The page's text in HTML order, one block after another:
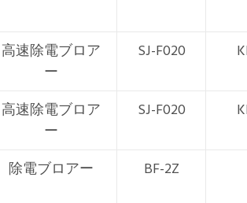
高速除電ブロア
ー
SJ-F020
高速除電ブロア
ー
SJ-F020
除電ブロアー BF-2Z